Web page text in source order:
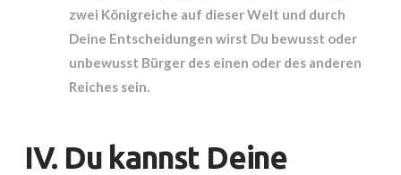
zwei Königreiche auf dieser Welt und durch
Deine Entscheidungen wirst Du bewusst oder
unbewusst Bürger des einen oder des anderen
Reiches sein.
IV. Du kannst Deine